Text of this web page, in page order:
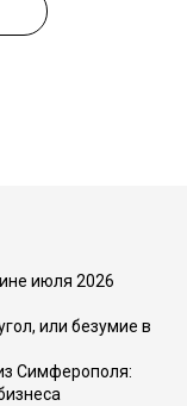
июля 2026
или безумие в
Симферополя: